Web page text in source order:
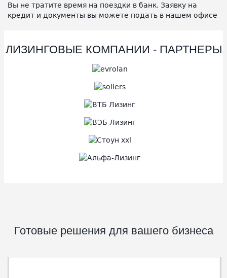
Вы не тратите время на поездки в банк. Заявку на
кредит и документы вы можете подать в нашем офисе
ЛИЗИНГОВЫЕ КОМПАНИИ - ПАРТНЕРЫ
Готовые решения для вашего бизнеса